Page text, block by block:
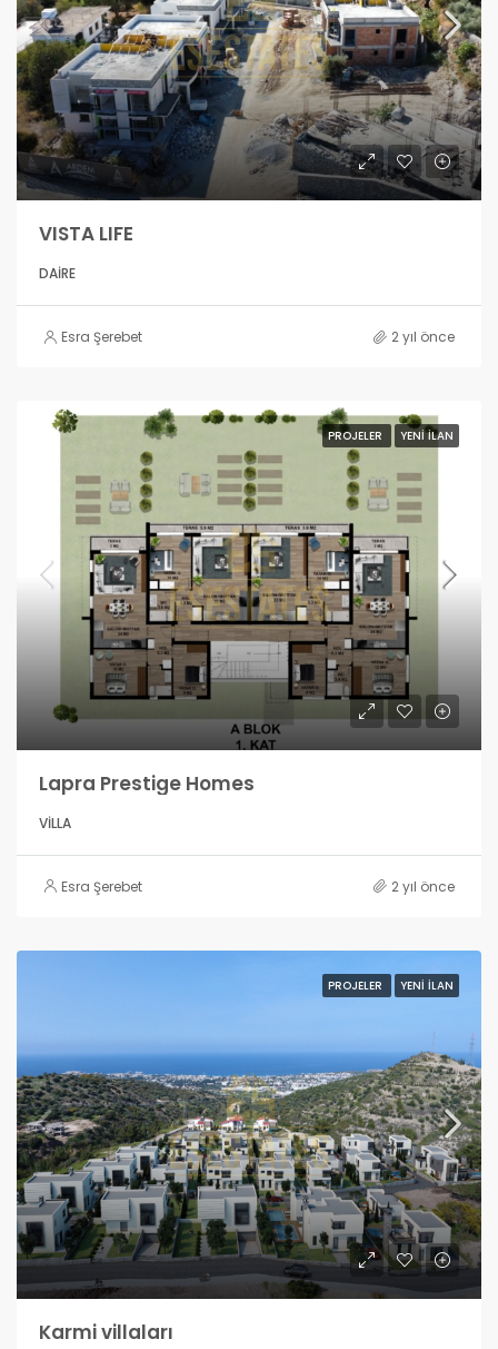
VISTA LIFE
DAIRE
Esra Şerebet 2 yıl önce
PROJELER YENI İLAN
Lapra Prestige Homes
VILLA
Esra Şerebet 2 yıl önce
PROJELER YENI İLAN
Karmi villaları